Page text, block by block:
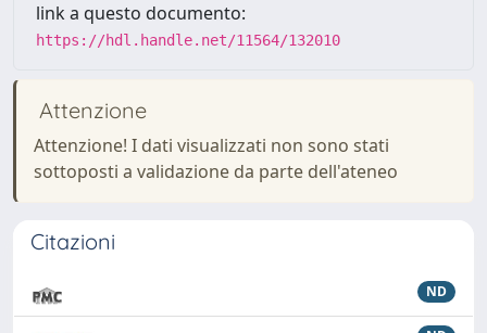
link a questo documento:
https://hdl.handle.net/11564/132010
Attenzione
Attenzione! I dati visualizzati non sono stati
sottoposti a validazione da parte dell'ateneo
Citazioni
ND